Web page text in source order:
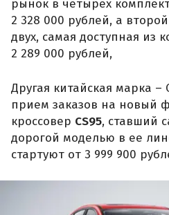
рынок в четырех
2 328 000 рублей, а
двух, самая доступная из
2 289 000 рублей,
Другая китайская марка –
прием заказов на новый
кроссовер CS95, ставший
дорогой моделью в ее
стартуют от 3 999 900